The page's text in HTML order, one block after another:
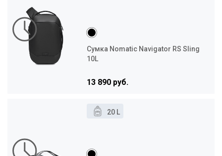
Сумка Nomatic Navigator RS Sling
10L
13 890 руб.
20 L